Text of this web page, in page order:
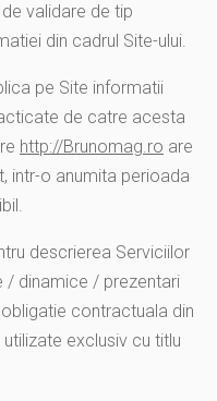
validare de tip
din cadrul Site-ului.
pe Site informatii
de catre acesta
http://Brunomag.ro are
intr-o anumita perioada
descrierea Serviciilor
/ dinamice / prezentari
contractuala din
exclusiv cu titlu